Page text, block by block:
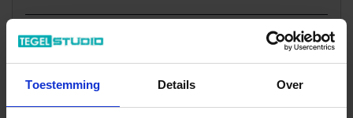
Toestemming Details Over
Totale prijs / geleverde hoeveelheid
69,10 €